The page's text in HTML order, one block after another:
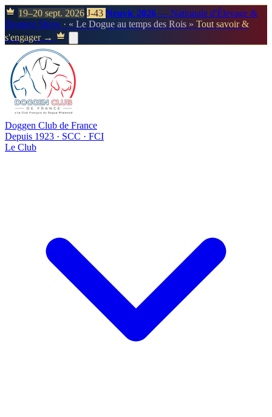
19–20 sept. 2026 J-43 Neuvic 2026 — Nationale d'Élevage &
Doggen Show · « Le Dogue au temps des Rois » Tout savoir &
s'engager →
Doggen Club de France
Depuis 1923 · SCC · FCI
Le Club